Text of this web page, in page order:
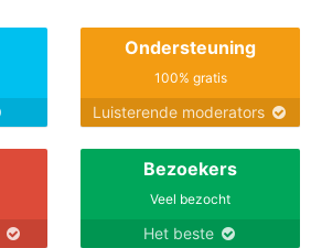
Ondersteuning
100% gratis
Luisterende moderators
Bezoekers
Veel bezocht
Het beste